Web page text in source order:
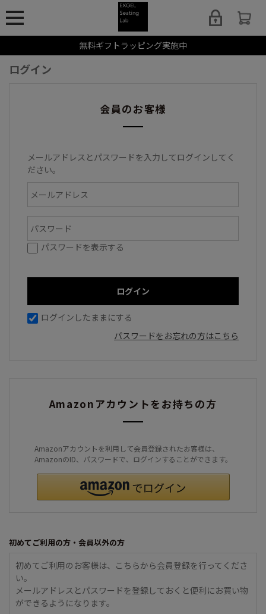
無料ギフトラッピング実施中
ログイン
会員のお客様
メールアドレスとパスワードを入力してログインしてく
ださい。
パスワードを表示する
ログインしたままにする
パスワードをお忘れの方はこちら
Amazonアカウントをお持ちの方
Amazonアカウントを利用して会員登録されたお客様は、
AmazonのID、パスワードで、ログインすることができます。
初めてご利用の方・会員以外の方
初めてご利用のお客様は、こちらから会員登録を行ってくださ
い。
メールアドレスとパスワードを登録しておくと便利にお買い物
ができるようになります。